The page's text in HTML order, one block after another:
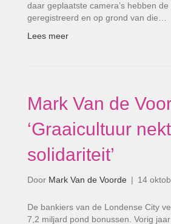
daar geplaatste camera’s hebben
geregistreerd en op grond van die…
Lees meer
Mark Van de
‘Graaicultuur nekt
solidariteit’
Door Mark Van de Voorde | 14
De bankiers van de Londense City
7,2 miljard pond bonussen. Vorig